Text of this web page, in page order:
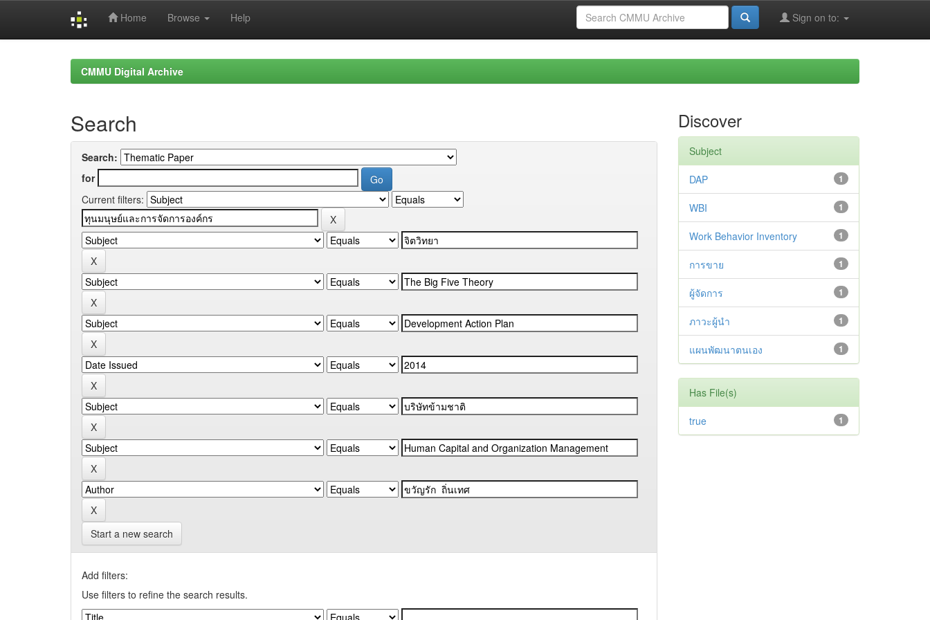
Home Browse Help Sign on to:
CMMU Digital Archive
Search
Search:
for
Current filters:
Start a new search
Add filters:
Use filters to refine the search results.
Discover
Subject
1
DAP
1
WBI
1
Work Behavior Inventory
1
การขาย
1
ผู้จัดการ
1
ภาวะผู้นำ
1
แผนพัฒนาตนเอง
Has File(s)
1
true